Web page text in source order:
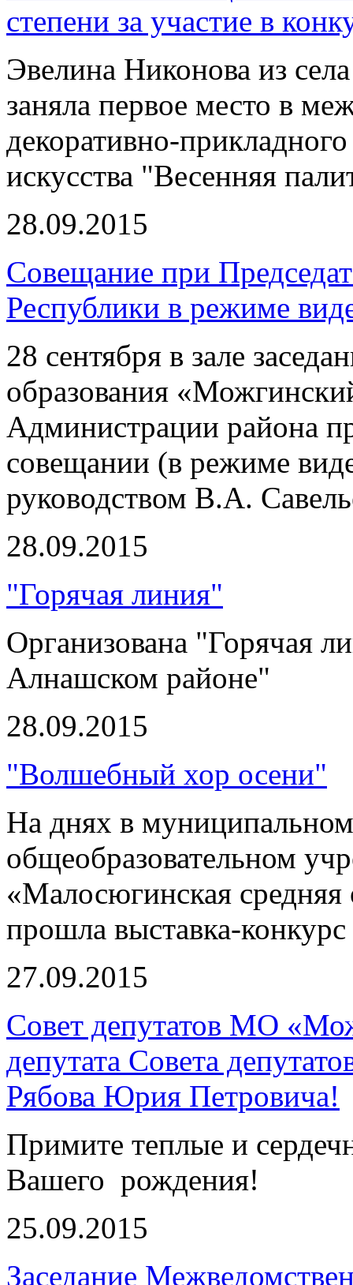
степени за участие в
Эвелина Никонова из
заняла первое место в
декоративно-
искусства "Весенняя
28.09.2015
Совещание при
Республики в режиме
28 сентября в зале
образования
Администрации района
совещании (в режиме
руководством В.А.
28.09.2015
"Горячая линия"
Организована "Горячая
Алнашском районе"
28.09.2015
"Волшебный хор осени"
На днях в
общеобразовательном
«Малосюгинская средняя
прошла выставка-
27.09.2015
Совет депутатов МО
депутата Совета
Рябова Юрия Петровича!
Примите теплые и
Вашего рождения!
25.09.2015
Заседание